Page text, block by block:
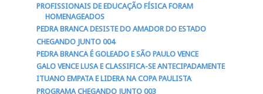
PROFISSIONAIS DE EDUCAÇÃO FÍSICA FORAM
HOMENAGEADOS
PEDRA BRANCA DESISTE DO AMADOR DO ESTADO
CHEGANDO JUNTO 004
PEDRA BRANCA É GOLEADO E SÃO PAULO VENCE
GALO VENCE LUSA E CLASSIFICA-SE ANTECIPADAMENTE
ITUANO EMPATA E LIDERA NA COPA PAULISTA
PROGRAMA CHEGANDO JUNTO 003